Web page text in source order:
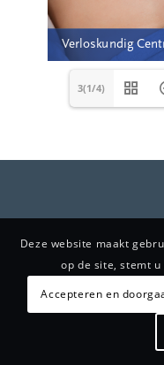
3(1/4)
Deze website maakt
op de site, stemt
Accepteren en